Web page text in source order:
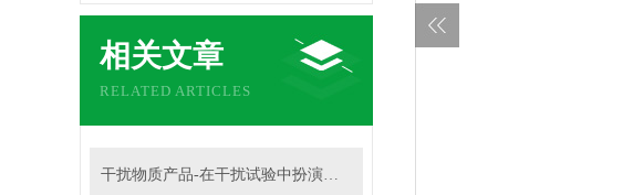
相关文章
RELATED ARTICLES
干扰物质产品-在干扰试验中扮演着重要角色